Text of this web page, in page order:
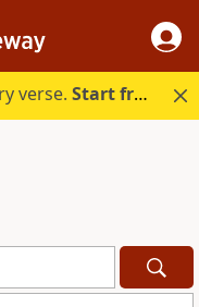
verse.Start free.